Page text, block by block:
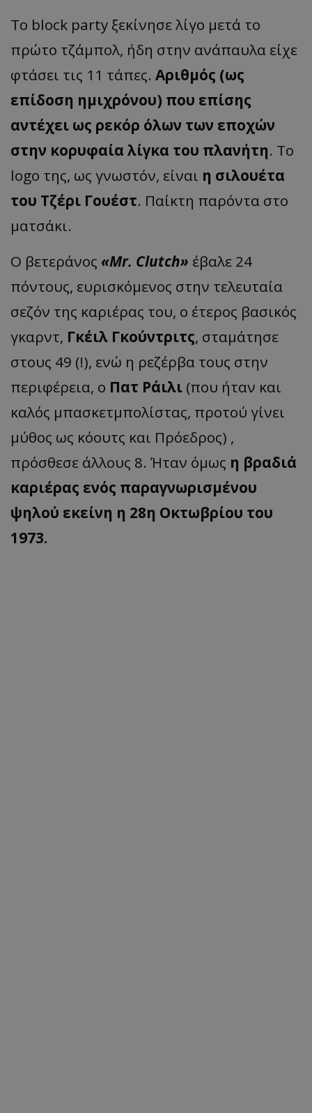
To block party ξεκίνησε λίγο μετά το
πρώτο τζάμπολ, ήδη στην ανάπαυλα είχε
φτάσει τις 11 τάπες. Αριθμός (ως
επίδοση ημιχρόνου) που επίσης
αντέχει ως ρεκόρ όλων των εποχών
στην κορυφαία λίγκα του πλανήτη. Το
logo της, ως γνωστόν, είναι η σιλουέτα
του Τζέρι Γουέστ. Παίκτη παρόντα στο
ματσάκι.
Ο βετεράνος «Mr. Clutch» έβαλε 24
πόντους, ευρισκόμενος στην τελευταία
σεζόν της καριέρας του, ο έτερος βασικός
γκαρντ, Γκέιλ Γκούντριτς, σταμάτησε
στους 49 (!), ενώ η ρεζέρβα τους στην
περιφέρεια, ο Πατ Ράιλι (που ήταν και
καλός μπασκετμπολίστας, προτού γίνει
μύθος ως κόουτς και Πρόεδρος) ,
πρόσθεσε άλλους 8. Ήταν όμως η βραδιά
καριέρας ενός παραγνωρισμένου
ψηλού εκείνη η 28η Οκτωβρίου του
1973.